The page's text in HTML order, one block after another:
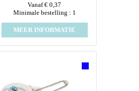
Vanaf € 0,37
Minimale bestelling : 1
MEER INFORMATIE